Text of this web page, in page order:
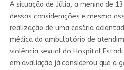
A situação de Júlia, a menina de
dessas considerações e mesmo
realização de uma cesária
médica do ambulatório de
violência sexual do Hospital
em avaliação já considerou que a